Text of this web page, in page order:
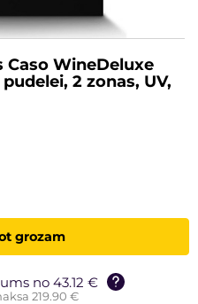
WineDeluxe
2 zonas, UV,
grozam
no 43.12 €
219.90 €